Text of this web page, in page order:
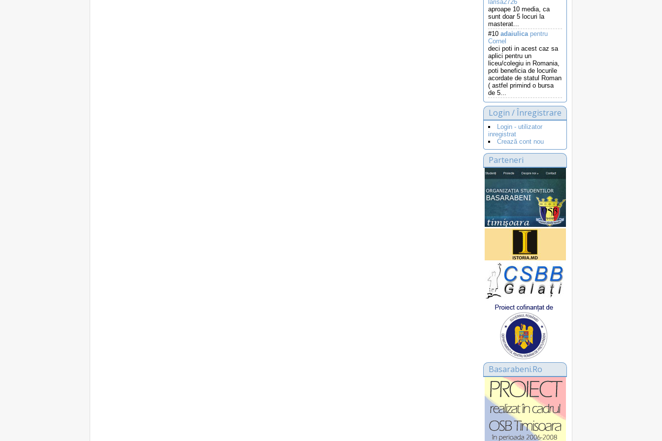
larisa2726
aproape 10 media, ca
sunt doar 5 locuri la
masterat...
#10 adaiulicapentru
Cornel
deci poti in acest caz sa
aplici pentru un
liceu/colegiu in Romania,
poti beneficia de locurile
acordate de statul Roman
( astfel primind o bursa
de 5...
Login / Înregistrare
Login - utilizator
inregistrat
Crează cont nou
Parteneri
Basarabeni.Ro